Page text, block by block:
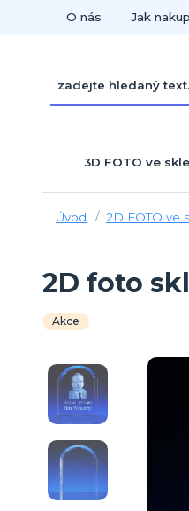
O nás Jak
3D FOTO ve skle
Úvod 2D FOTO ve
2D foto
Akce